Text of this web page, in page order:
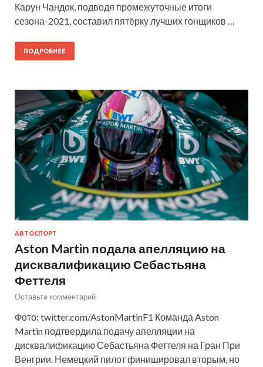
Карун Чандок, подводя промежуточные итоги
сезона-2021, составил пятёрку лучших гонщиков …
ПОДРОБНЕЕ
АВТОСПОРТ
Aston Martin подала апелляцию на
дисквалификацию Себастьяна
Феттеля
Оставьте комментарий
Фото: twitter.com/AstonMartinF1 Команда Aston
Martin подтвердила подачу апелляции на
дисквалификацию Себастьяна Феттеля на Гран При
Венгрии. Немецкий пилот финишировал вторым, но